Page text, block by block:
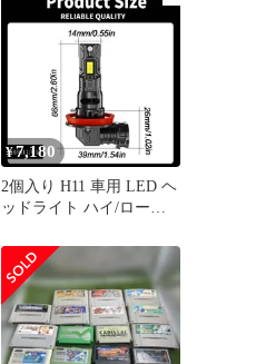
¥7,180
2個入り H11 車用 LED ヘ
ッドライト ハイ/ロービ
ャデラック CTS 2008-
2010 - 14 ホワイト ヘッ
ドランプ